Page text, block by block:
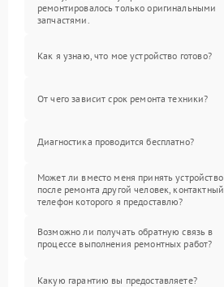
ремонтировалось только оригинальными
запчастями.
Как я узнаю, что мое устройство готово?
От чего зависит срок ремонта техники?
Диагностика проводится бесплатно?
Может ли вместо меня принять устройство
после ремонта другой человек, контактный
телефон которого я предоставлю?
Возможно ли получать обратную связь в
процессе выполнения ремонтных работ?
Какую гарантию вы предоставляете?